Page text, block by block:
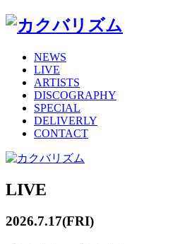
NEWS
LIVE
ARTISTS
DISCOGRAPHY
SPECIAL
DELIVERLY
CONTACT
LIVE
2026.7.17(FRI)